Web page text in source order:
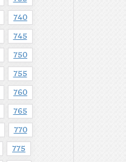
740
745
750
755
760
765
770
775